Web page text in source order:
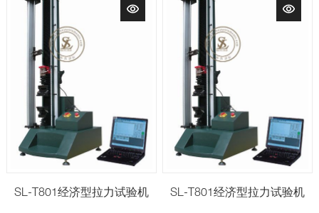
SL-T801经济型拉力试验机 SL-T801经济型拉力试验机